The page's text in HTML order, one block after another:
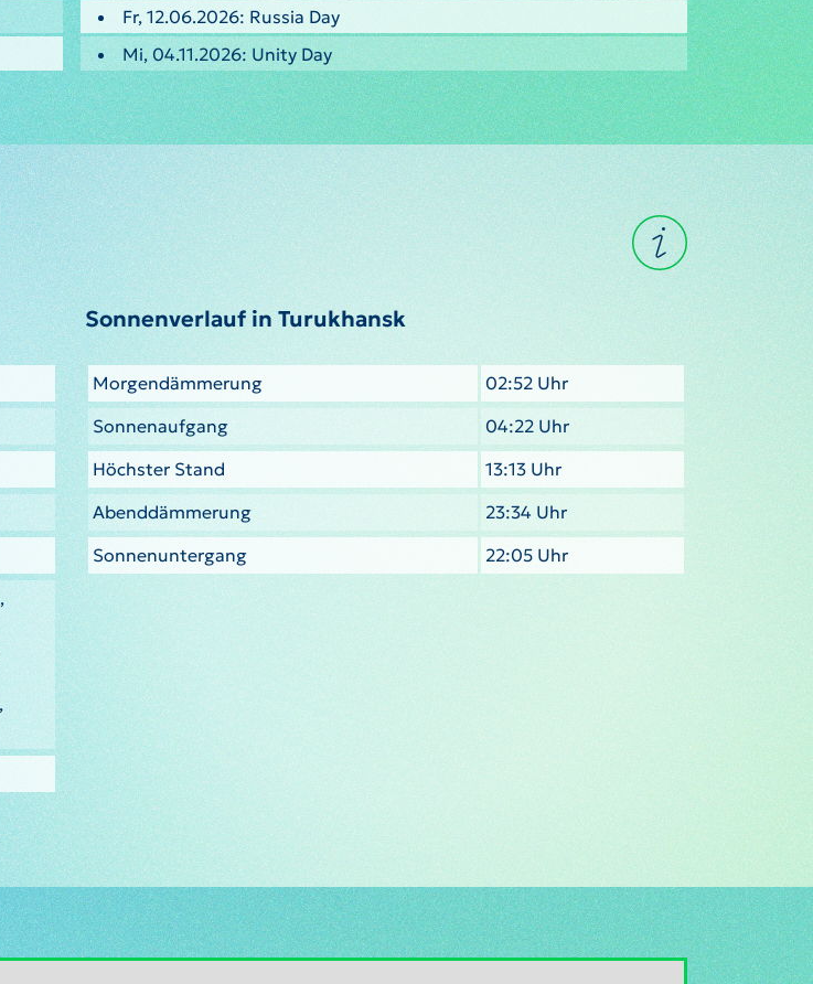
Fr, 12.06.2026: Russia Day
Mi, 04.11.2026: Unity Day
Sonnenverlauf in Turukhansk
Morgendämmerung
02:52 Uhr
Sonnenaufgang
04:22 Uhr
Höchster Stand
13:13 Uhr
Abenddämmerung
23:34 Uhr
Sonnenuntergang
22:05 Uhr